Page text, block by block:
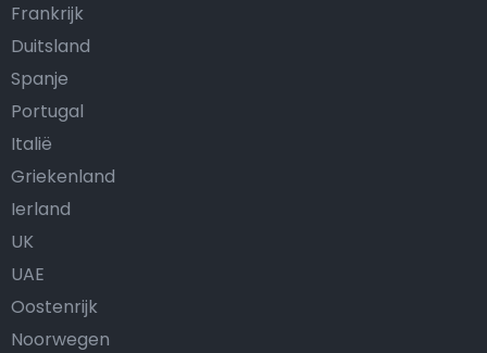
Frankrijk
Duitsland
Spanje
Portugal
Italië
Griekenland
Ierland
UK
UAE
Oostenrijk
Noorwegen